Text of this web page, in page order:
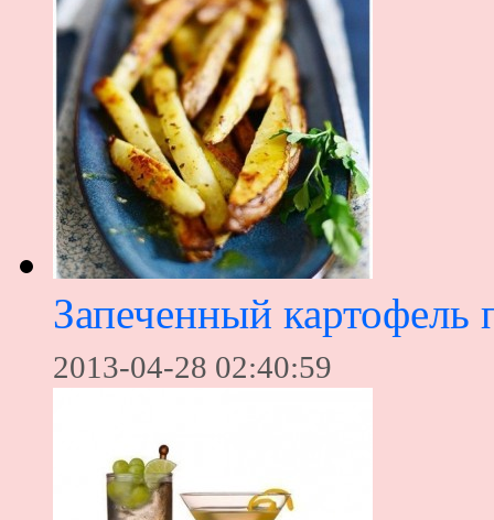
Запеченный картофель
2013-04-28 02:40:59